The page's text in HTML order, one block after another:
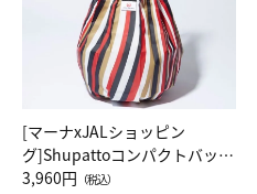
[マーナxJALショッピン
グ]Shupattoコンパクトバッグ
Drop JAL客室乗務員（LC）ス
3,960円 （税込）